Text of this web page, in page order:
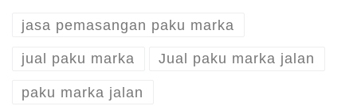
jasa pemasangan paku marka
jual paku marka Jual paku marka jalan
paku marka jalan